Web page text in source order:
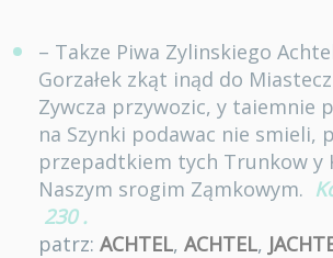
– Takze Piwa Zylinskiego
Gorzałek zkąt inąd do
Zywcza przywozic, y taiemnie
na Szynki podawac nie smieli,
przepadtkiem tych Trunkow y
Naszym srogim Ząmkowym.
230 .
patrz: ACHTEL, ACHTEL,